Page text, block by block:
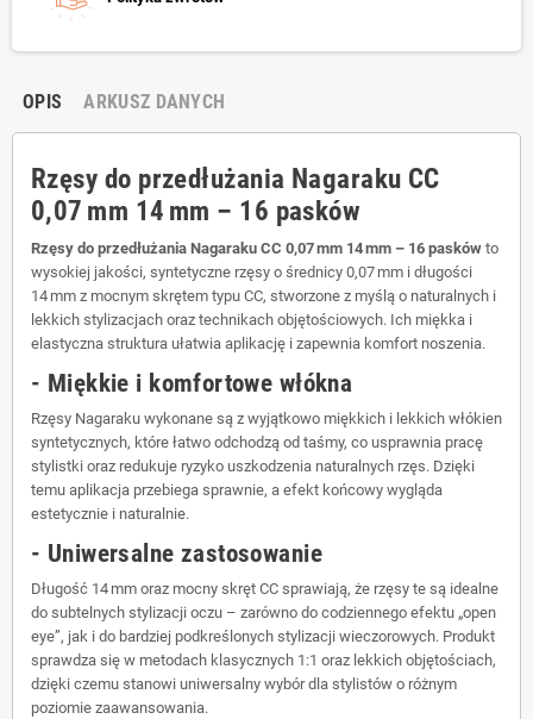
OPIS ARKUSZ DANYCH
Rzęsy do przedłużania Nagaraku CC
0,07 mm 14 mm – 16 pasków
Rzęsy do przedłużania Nagaraku CC 0,07 mm 14 mm – 16 pasków to
wysokiej jakości, syntetyczne rzęsy o średnicy 0,07 mm i długości
14 mm z mocnym skrętem typu CC, stworzone z myślą o naturalnych i
lekkich stylizacjach oraz technikach objętościowych. Ich miękka i
elastyczna struktura ułatwia aplikację i zapewnia komfort noszenia.
- Miękkie i komfortowe włókna
Rzęsy Nagaraku wykonane są z wyjątkowo miękkich i lekkich włókien
syntetycznych, które łatwo odchodzą od taśmy, co usprawnia pracę
stylistki oraz redukuje ryzyko uszkodzenia naturalnych rzęs. Dzięki
temu aplikacja przebiega sprawnie, a efekt końcowy wygląda
estetycznie i naturalnie.
- Uniwersalne zastosowanie
Długość 14 mm oraz mocny skręt CC sprawiają, że rzęsy te są idealne
do subtelnych stylizacji oczu – zarówno do codziennego efektu „open
eye”, jak i do bardziej podkreślonych stylizacji wieczorowych. Produkt
sprawdza się w metodach klasycznych 1:1 oraz lekkich objętościach,
dzięki czemu stanowi uniwersalny wybór dla stylistów o różnym
poziomie zaawansowania.